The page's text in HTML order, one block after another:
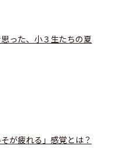
思った、小３生たちの夏
が疲れる」感覚とは？